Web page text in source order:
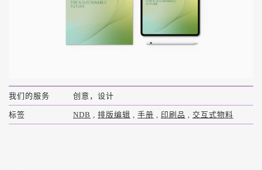
我们的服务 创意，设计
标签 NDB 排版编辑 手册 印刷品 交互式物料